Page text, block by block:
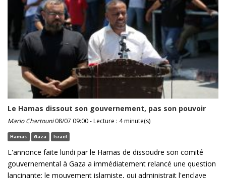
Le Hamas dissout son gouvernement, pas son pouvoir
Mario Chartouni08/07 09:00 - Lecture : 4 minute(s)
Hamas Gaza Israël
L'annonce faite lundi par le Hamas de dissoudre son comité
gouvernemental à Gaza a immédiatement relancé une question
lancinante: le mouvement islamiste, qui administrait l'enclave